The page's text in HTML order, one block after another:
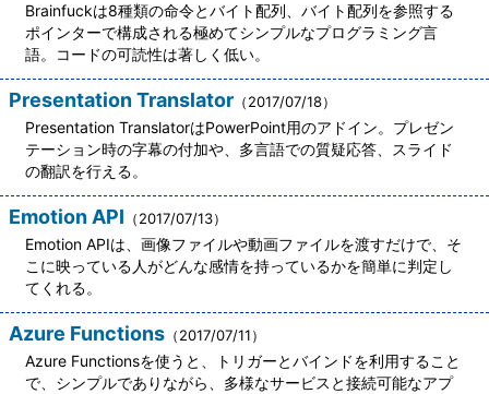
Brainfuckは8種類の命令とバイト配列、バイト配列を参照する
ポインターで構成される極めてシンプルなプログラミング言
語。コードの可読性は著しく低い。
Presentation Translator （2017/07/18）
Presentation TranslatorはPowerPoint用のアドイン。プレゼン
テーション時の字幕の付加や、多言語での質疑応答、スライド
の翻訳を行える。
Emotion API （2017/07/13）
Emotion APIは、画像ファイルや動画ファイルを渡すだけで、そ
こに映っている人がどんな感情を持っているかを簡単に判定し
てくれる。
Azure Functions （2017/07/11）
Azure Functionsを使うと、トリガーとバインドを利用すること
で、シンプルでありながら、多様なサービスと接続可能なアプ